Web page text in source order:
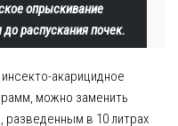
опрыскивание
распускания почек.
акарицидное
можно заменить
разведенным в 10 литрах